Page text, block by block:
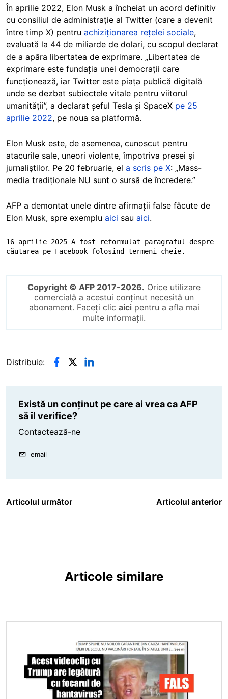
În aprilie 2022, Elon Musk a încheiat un acord definitiv
cu consiliul de administrație al Twitter (care a devenit
între timp X) pentru achiziționarea rețelei sociale,
evaluată la 44 de miliarde de dolari, cu scopul declarat
de a apăra libertatea de exprimare. „Libertatea de
exprimare este fundația unei democrații care
funcționează, iar Twitter este piața publică digitală
unde se dezbat subiectele vitale pentru viitorul
umanității”, a declarat șeful Tesla și SpaceX pe 25
aprilie 2022, pe noua sa platformă.
Elon Musk este, de asemenea, cunoscut pentru
atacurile sale, uneori violente, împotriva presei și
jurnaliștilor. Pe 20 februarie, el a scris pe X: „Mass-
media tradiționale NU sunt o sursă de încredere.”
AFP a demontat unele dintre afirmații false făcute de
Elon Musk, spre exemplu aici sau aici.
16 aprilie 2025 A fost reformulat paragraful despre
căutarea pe Facebook folosind termeni-cheie.
Copyright © AFP 2017-2026. Orice utilizare
comercială a acestui conținut necesită un
abonament. Faceți clic aici pentru a afla mai
multe informații.
Distribuie:
Există un conținut pe care ai vrea ca AFP
să îl verifice?
Contactează-ne
email
Articolul următor Articolul anterior
Articole similare